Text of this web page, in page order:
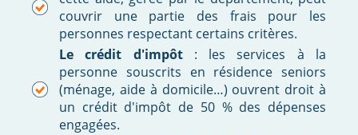
couvrir une partie des frais pour les
personnes respectant certains critères.
Le crédit d'impôt: les services à la
personne souscrits en résidence seniors
(ménage, aide à domicile…) ouvrent droit à
un crédit d'impôt de 50 % des dépenses
engagées.